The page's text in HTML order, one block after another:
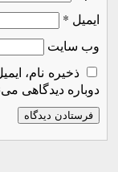
ایمیل *
وب‌ سایت
ذخیره نام،
دوباره دیدگاهی